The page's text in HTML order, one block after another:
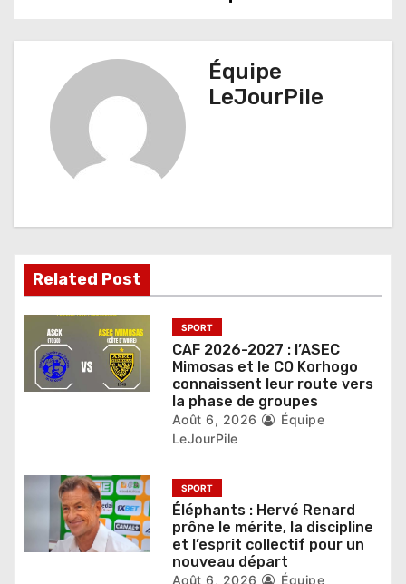
i
d
e
t
c
Équipe
LeJourPile
Related Post
SPORT
CAF 2026-2027 : l’ASEC
Mimosas et le CO Korhogo
connaissent leur route vers
la phase de groupes
Août 6, 2026
Équipe
LeJourPile
SPORT
Éléphants : Hervé Renard
prône le mérite, la discipline
et l’esprit collectif pour un
nouveau départ
Août 6, 2026
Équipe